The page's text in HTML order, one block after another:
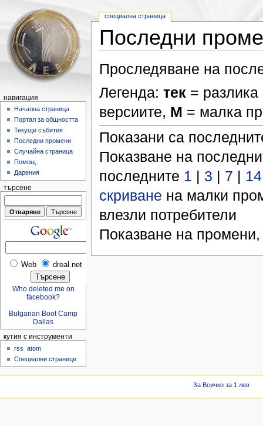
Последни
Проследяване на
Легенда: тек= разлика
версиите, М = малка
Показани са
Показване на
последните 1 | 3 | 7 | 14
скриване на малки
влезли потребители
Показване на
специална страница
навигация
Начална страница
Портал за общността
Текущи събития
Последни промени
Случайна страница
Помощ
Дарения
търсене
Web dreal.net
Who deleted me on
facebook?
Bulgarian Boot Camp
Dallas
кутия с инструменти
rss
atom
Специални страници
За Всичко за 1 лев